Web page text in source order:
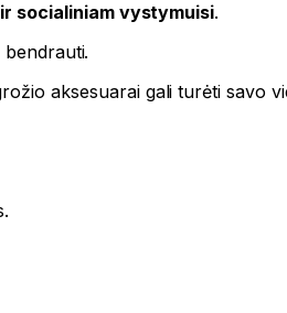
socialiniam vystymuisi.
aksesuarai gali turėti savo